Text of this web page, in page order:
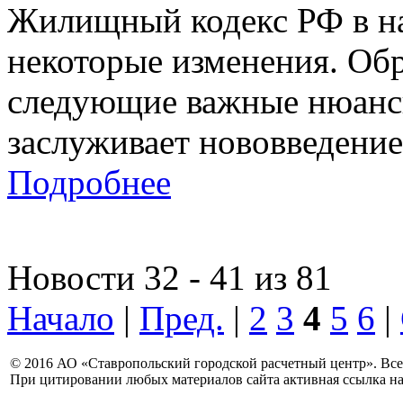
Жилищный кодекс РФ в
некоторые изменения.
следующие важные
заслуживает
Подробнее
Новости 32 - 41 из 81
Начало | Пред. | 2 3 4 5 6 |
© 2016 АО «Ставропольский городской расчетный центр».
При цитировании любых материалов сайта активная ссылка